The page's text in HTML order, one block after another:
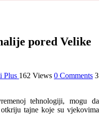
pored Velike
Plus 162 Views 0 Comments 3
tehnologiji, mogu da
tajne koje su vjekovima